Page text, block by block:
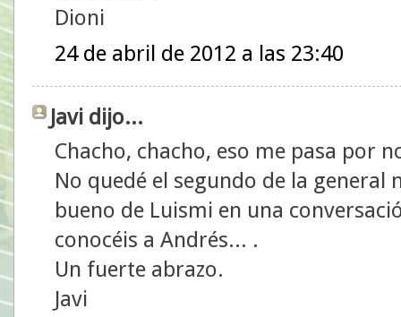
Dioni
24 de abril de 2012 a las 23:40
Javi dijo...
Chacho, chacho, eso me pasa por
No quedé el segundo de la general
bueno de Luismi en una
conocéis a Andrés... .
Un fuerte abrazo.
Javi